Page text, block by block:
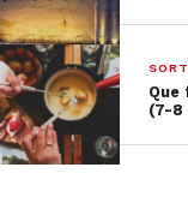
Que
(7-8